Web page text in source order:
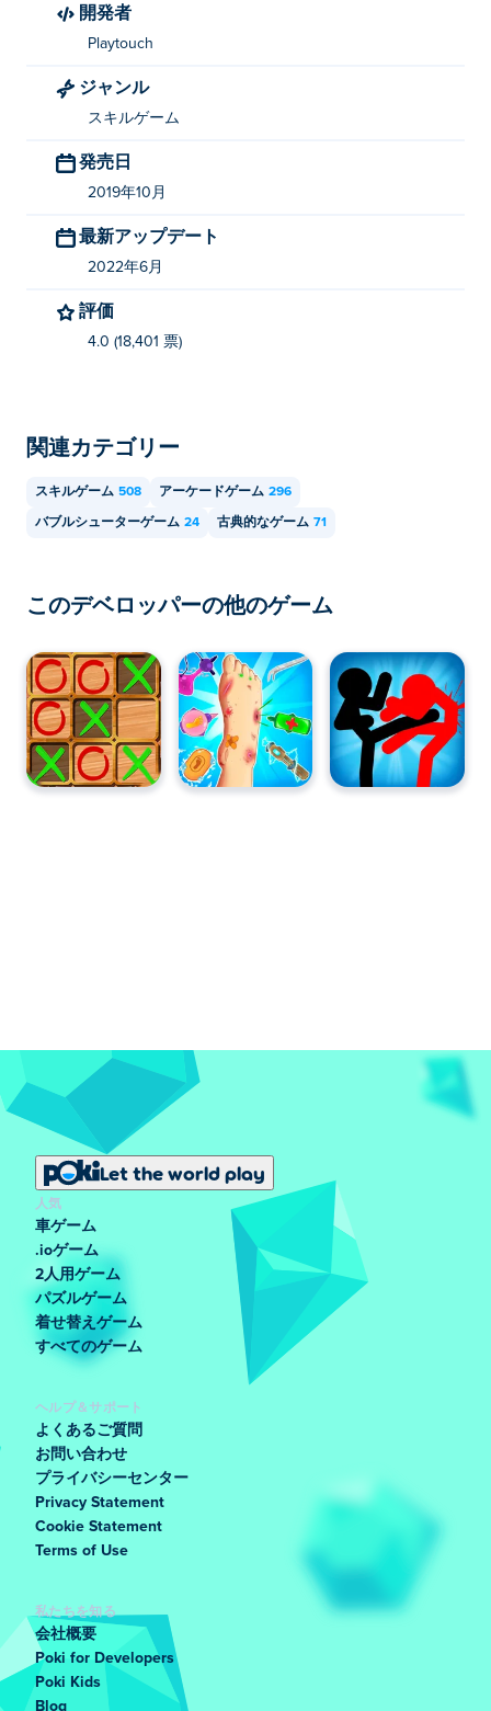
開発者
Playtouch
ジャンル
スキルゲーム
発売日
2019年10月
最新アップデート
2022年6月
評価
4.0 (18,401 票)
関連カテゴリー
スキルゲーム 508 アーケードゲーム 296
バブルシューターゲーム 24 古典的なゲーム 71
このデベロッパーの他のゲーム
Let the world play
人気
車ゲーム
.ioゲーム
2人用ゲーム
パズルゲーム
着せ替えゲーム
すべてのゲーム
ヘルプ＆サポート
よくあるご質問
お問い合わせ
プライバシーセンター
Privacy Statement
Cookie Statement
Terms of Use
私たちを知る
会社概要
Poki for Developers
Poki Kids
Blog